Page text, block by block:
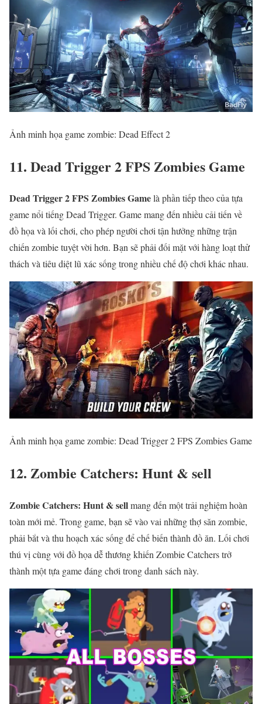
Ảnh minh họa game zombie: Dead Effect 2
11. Dead Trigger 2 FPS Zombies Game
Dead Trigger 2 FPS Zombies Gamelà phần tiếp theo của tựa
game nổi tiếng Dead Trigger. Game mang đến nhiều cải tiến về
đồ họa và lối chơi, cho phép người chơi tận hưởng những trận
chiến zombie tuyệt vời hơn. Bạn sẽ phải đối mặt với hàng loạt thử
thách và tiêu diệt lũ xác sống trong nhiều chế độ chơi khác nhau.
Ảnh minh họa game zombie: Dead Trigger 2 FPS Zombies Game
12. Zombie Catchers: Hunt & sell
Zombie Catchers: Hunt & sellmang đến một trải nghiệm hoàn
toàn mới mẻ. Trong game, bạn sẽ vào vai những thợ săn zombie,
phải bắt và thu hoạch xác sống để chế biến thành đồ ăn. Lối chơi
thú vị cùng với đồ họa dễ thương khiến Zombie Catchers trở
thành một tựa game đáng chơi trong danh sách này.